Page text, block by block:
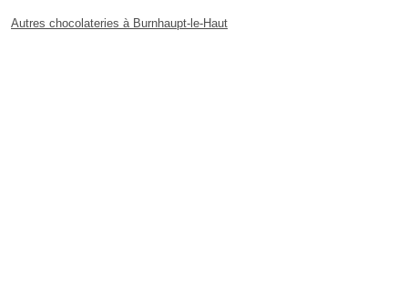
Autres chocolateries à Burnhaupt-le-Haut